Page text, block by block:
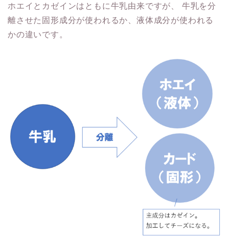
ホエイとカゼインはともに牛乳由来ですが、
牛乳を分
離させた固形成分が使われるか、液体成分が使われる
かの違いです。